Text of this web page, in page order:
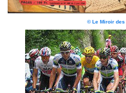
© Le Miroir des